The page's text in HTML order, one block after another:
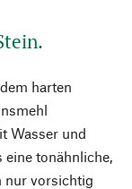
harten
Wasser und
tonähnliche,
nur vorsichtig